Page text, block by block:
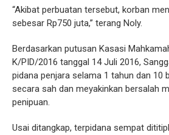
“Akibat perbuatan tersebut, korban
sebesar Rp750 juta,” terang Noly.
Berdasarkan putusan Kasasi
K/PID/2016 tanggal 14 Juli 2016,
pidana penjara selama 1 tahun dan 10
secara sah dan meyakinkan bersalah
penipuan.
Usai ditangkap, terpidana sempat